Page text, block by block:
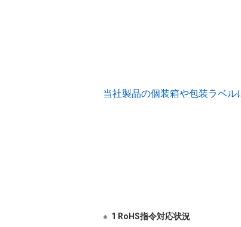
当社製品の個装箱や包装ラベル
1 RoHS指令対応状況